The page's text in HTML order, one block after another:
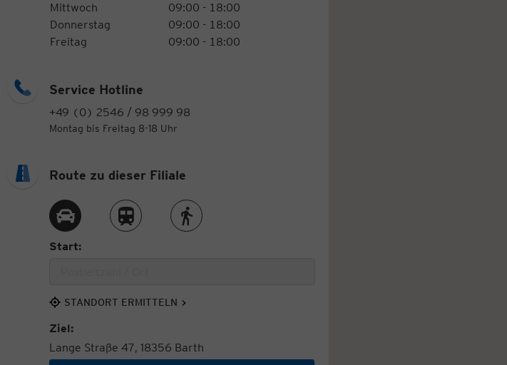
Mittwoch
09:00 - 18:00
Donnerstag
09:00 - 18:00
Freitag
09:00 - 18:00
Service Hotline
+49 (0) 2546 / 98 999 98
Montag bis Freitag 8-18 Uhr
Route zu dieser Filiale
Route per AutoRoute per ZugRoute zu Fuß
Start:
STANDORT ERMITTELN
Ziel:
Lange Straße 47, 18356 Barth